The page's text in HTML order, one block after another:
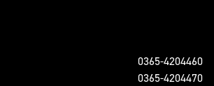
0365-4204460
0365-4204470